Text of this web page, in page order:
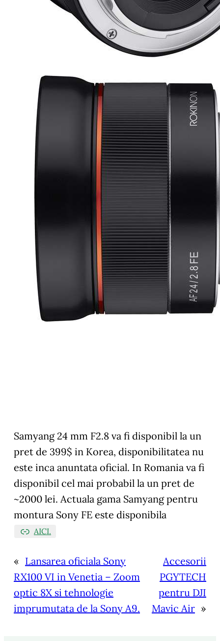
Samyang 24 mm F2.8 va fi disponibil la un
pret de 399$ in Korea, disponibilitatea nu
este inca anuntata oficial. In Romania va fi
disponibil cel mai probabil la un pret de
~2000 lei. Actuala gama Samyang pentru
montura Sony FE este disponibila
AICI.
« Lansarea oficiala Sony
RX100 VI in Venetia – Zoom
optic 8X si tehnologie
imprumutata de la Sony A9.
Accesorii
PGYTECH
pentru DJI
Mavic Air »